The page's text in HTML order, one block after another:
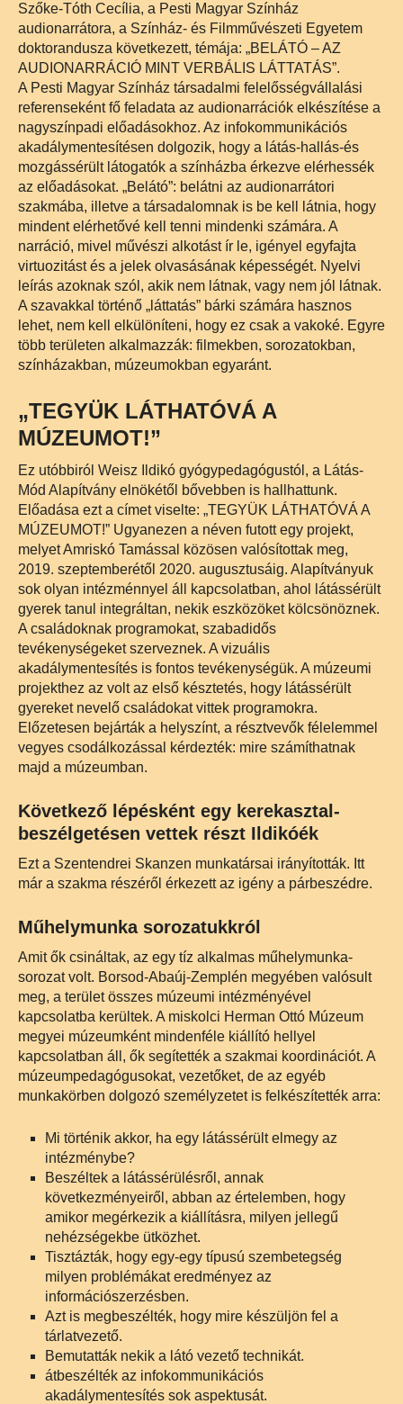
Szőke-Tóth Cecília, a Pesti Magyar Színház
audionarrátora, a Színház- és Filmművészeti Egyetem
doktorandusza következett, témája: „BELÁTÓ – AZ
AUDIONARRÁCIÓ MINT VERBÁLIS LÁTTATÁS”.
A Pesti Magyar Színház társadalmi felelősségvállalási
referenseként fő feladata az audionarrációk elkészítése a
nagyszínpadi előadásokhoz. Az infokommunikációs
akadálymentesítésen dolgozik, hogy a látás-hallás-és
mozgássérült látogatók a színházba érkezve elérhessék
az előadásokat. „Belátó”: belátni az audionarrátori
szakmába, illetve a társadalomnak is be kell látnia, hogy
mindent elérhetővé kell tenni mindenki számára. A
narráció, mivel művészi alkotást ír le, igényel egyfajta
virtuozitást és a jelek olvasásának képességét. Nyelvi
leírás azoknak szól, akik nem látnak, vagy nem jól látnak.
A szavakkal történő „láttatás” bárki számára hasznos
lehet, nem kell elkülöníteni, hogy ez csak a vakoké. Egyre
több területen alkalmazzák: filmekben, sorozatokban,
színházakban, múzeumokban egyaránt.
„TEGYÜK LÁTHATÓVÁ A
MÚZEUMOT!”
Ez utóbbiról Weisz Ildikó gyógypedagógustól, a Látás-
Mód Alapítvány elnökétől bővebben is hallhattunk.
Előadása ezt a címet viselte: „TEGYÜK LÁTHATÓVÁ A
MÚZEUMOT!” Ugyanezen a néven futott egy projekt,
melyet Amriskó Tamással közösen valósítottak meg,
2019. szeptemberétől 2020. augusztusáig. Alapítványuk
sok olyan intézménnyel áll kapcsolatban, ahol látássérült
gyerek tanul integráltan, nekik eszközöket kölcsönöznek.
A családoknak programokat, szabadidős
tevékenységeket szerveznek. A vizuális
akadálymentesítés is fontos tevékenységük. A múzeumi
projekthez az volt az első késztetés, hogy látássérült
gyereket nevelő családokat vittek programokra.
Előzetesen bejárták a helyszínt, a résztvevők félelemmel
vegyes csodálkozással kérdezték: mire számíthatnak
majd a múzeumban.
Következő lépésként egy kerekasztal-
beszélgetésen vettek részt Ildikóék
Ezt a Szentendrei Skanzen munkatársai irányították. Itt
már a szakma részéről érkezett az igény a párbeszédre.
Műhelymunka sorozatukkról
Amit ők csináltak, az egy tíz alkalmas műhelymunka-
sorozat volt. Borsod-Abaúj-Zemplén megyében valósult
meg, a terület összes múzeumi intézményével
kapcsolatba kerültek. A miskolci Herman Ottó Múzeum
megyei múzeumként mindenféle kiállító hellyel
kapcsolatban áll, ők segítették a szakmai koordinációt. A
múzeumpedagógusokat, vezetőket, de az egyéb
munkakörben dolgozó személyzetet is felkészítették arra:
Mi történik akkor, ha egy látássérült elmegy az
intézménybe?
Beszéltek a látássérülésről, annak
következményeiről, abban az értelemben, hogy
amikor megérkezik a kiállításra, milyen jellegű
nehézségekbe ütközhet.
Tisztázták, hogy egy-egy típusú szembetegség
milyen problémákat eredményez az
információszerzésben.
Azt is megbeszélték, hogy mire készüljön fel a
tárlatvezető.
Bemutatták nekik a látó vezető technikát.
átbeszélték az infokommunikációs
akadálymentesítés sok aspektusát.